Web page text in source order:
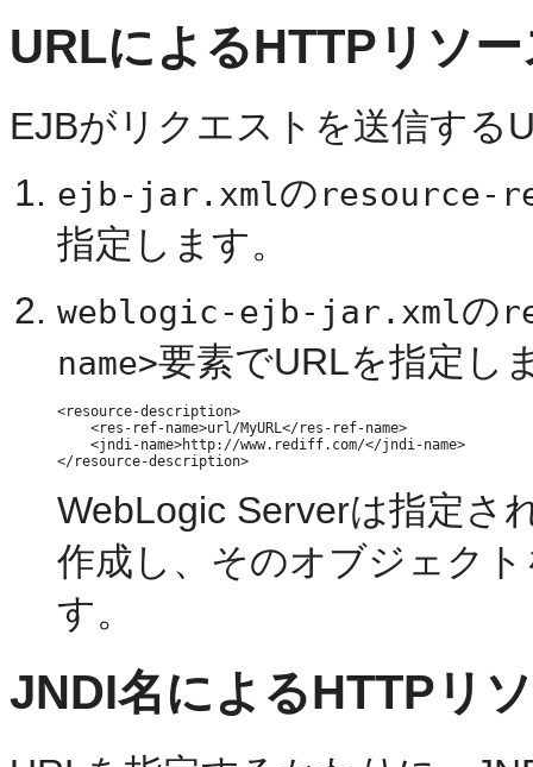
URLによるHTTPリソ
EJBがリクエストを送信する
ejb-jar.xmlの resource-
指定します。
weblogic-ejb-jar.xmlの
name>要素でURLを指定し
<resource-description>
    <res-ref-name>url/MyURL</res-ref-name>
    <jndi-name>http://www.rediff.com/</jndi-name>
WebLogic Serverは指定さ
作成し、そのオブジェク
す。
JNDI名によるHTTPリ